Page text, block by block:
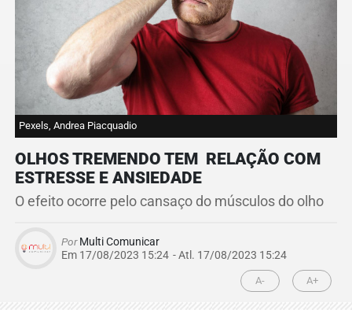
Pexels, Andrea Piacquadio
OLHOS TREMENDO TEM RELAÇÃO COM
ESTRESSE E ANSIEDADE
O efeito ocorre pelo cansaço do músculos do olho
PorMulti Comunicar
Em 17/08/2023 15:24 - Atl. 17/08/2023 15:24
A- A+